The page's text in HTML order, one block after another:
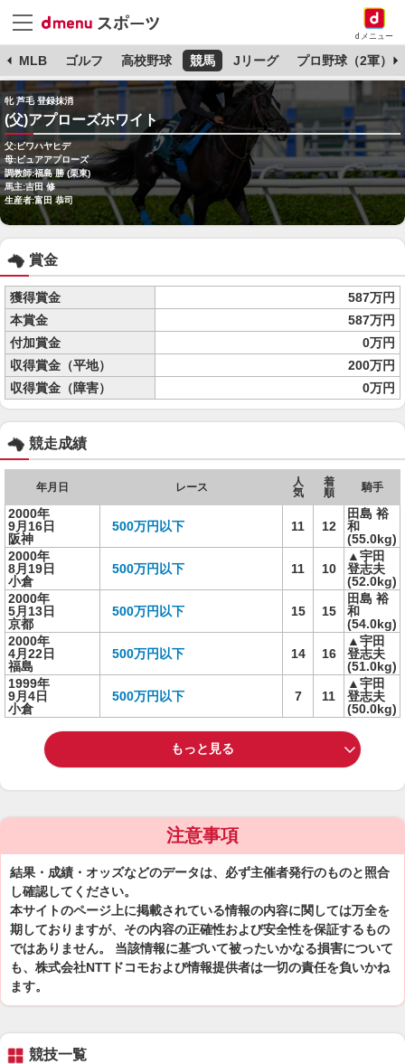
dメニュー
MLB ゴルフ 高校野球 競馬 Jリーグ プロ野球（2軍）
牝 芦毛 登録抹消
(父)アプローズホワイト
父:ビワハヤヒデ
母:ピュアアプローズ
調教師:福島 勝 (栗東)
馬主:吉田 修
生産者:富田 恭司
賞金
獲得賞金
587万円
本賞金
587万円
付加賞金
0万円
収得賞金（平地）
200万円
収得賞金（障害）
0万円
競走成績
年月日 レース
人
気
着
順
騎手
2000年
9月16日
阪神
500万円以下 11 12
田島 裕
和
(55.0kg)
2000年
8月19日
小倉
500万円以下 11 10
▲宇田
登志夫
(52.0kg)
2000年
5月13日
京都
500万円以下 15 15
田島 裕
和
(54.0kg)
2000年
4月22日
福島
500万円以下 14 16
▲宇田
登志夫
(51.0kg)
1999年
9月4日
小倉
500万円以下 7 11
▲宇田
登志夫
(50.0kg)
もっと見る
注意事項
結果・成績・オッズなどのデータは、必ず主催者発行のものと照合
し確認してください。
本サイトのページ上に掲載されている情報の内容に関しては万全を
期しておりますが、その内容の正確性および安全性を保証するもの
ではありません。 当該情報に基づいて被ったいかなる損害について
も、株式会社NTTドコモおよび情報提供者は一切の責任を負いかね
ます。
競技一覧